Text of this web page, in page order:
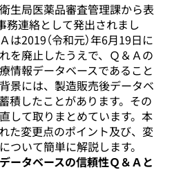
生局医薬品審査管理課から表
務連絡として発出されまし
2019（令和元）年6月19日に
を廃止したうえで、Ｑ＆Ａの
情報データベースであること
景には、製造販売後データベ
積したことがあります。その
して取りまとめています。本
た変更点のポイント及び、変
ついて簡単に解説します。
ータベースの信頼性Ｑ＆Ａと